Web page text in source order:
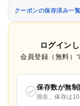
クーポンの保存済み一
ログイン
会員登録（無料）
保存数が無制
現在、保存は